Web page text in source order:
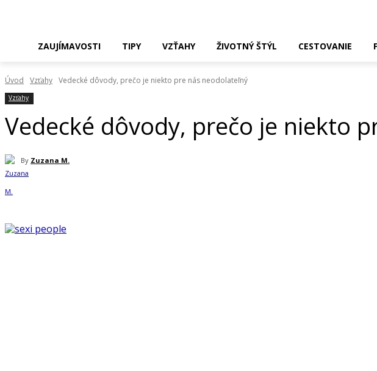
ZAUJÍMAVOSTI TIPY VZŤAHY ŽIVOTNÝ ŠTÝL CESTOVANIE
Úvod Vzťahy Vedecké dôvody, prečo je niekto pre nás neodolateľný
Vzťahy
Vedecké dôvody, prečo je niekto
By Zuzana M.